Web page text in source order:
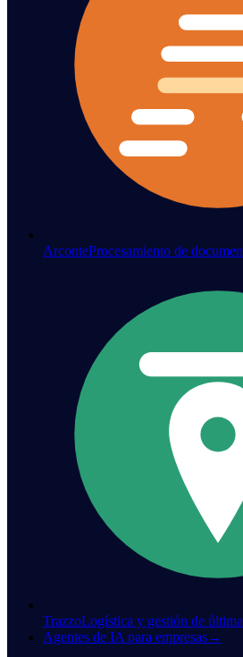
ArconteProcesamiento de
TrazzoLogística y gestión de
Agentes de IA para empresas→